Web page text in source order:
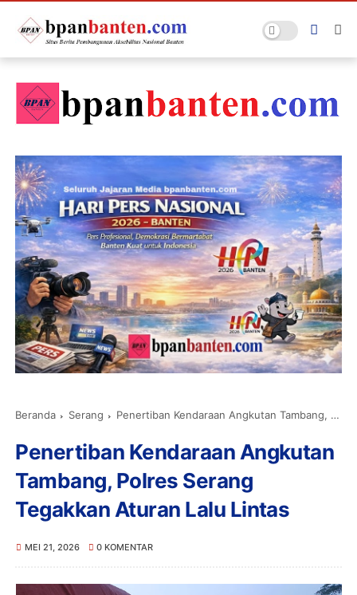
Beranda Serang Penertiban Kendaraan Angkutan Tambang, Polres Serang Tegakkan Aturan Lalu Lintas
Penertiban Kendaraan Angkutan
Tambang, Polres Serang
Tegakkan Aturan Lalu Lintas
MEI 21, 2026 0 KOMENTAR